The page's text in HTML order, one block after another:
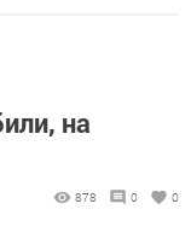
на
878 0 0